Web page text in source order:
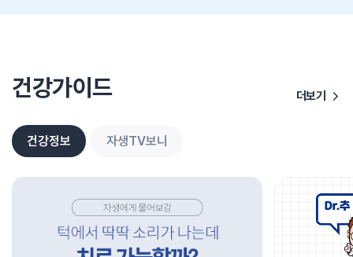
건강가이드 더보기
건강정보 자생TV보니